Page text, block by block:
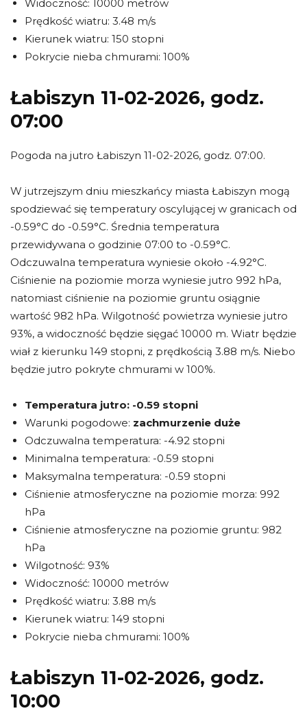
Widoczność: 10000 metrów
Prędkość wiatru: 3.48 m/s
Kierunek wiatru: 150 stopni
Pokrycie nieba chmurami: 100%
Łabiszyn 11-02-2026, godz.
07:00
Pogoda na jutro Łabiszyn 11-02-2026, godz. 07:00.
W jutrzejszym dniu mieszkańcy miasta Łabiszyn mogą
spodziewać się temperatury oscylującej w granicach od
-0.59°C do -0.59°C. Średnia temperatura
przewidywana o godzinie 07:00 to -0.59°C.
Odczuwalna temperatura wyniesie około -4.92°C.
Ciśnienie na poziomie morza wyniesie jutro 992 hPa,
natomiast ciśnienie na poziomie gruntu osiągnie
wartość 982 hPa. Wilgotność powietrza wyniesie jutro
93%, a widoczność będzie sięgać 10000 m. Wiatr będzie
wiał z kierunku 149 stopni, z prędkością 3.88 m/s. Niebo
będzie jutro pokryte chmurami w 100%.
Temperatura jutro: -0.59 stopni
Warunki pogodowe: zachmurzenie duże
Odczuwalna temperatura: -4.92 stopni
Minimalna temperatura: -0.59 stopni
Maksymalna temperatura: -0.59 stopni
Ciśnienie atmosferyczne na poziomie morza: 992
hPa
Ciśnienie atmosferyczne na poziomie gruntu: 982
hPa
Wilgotność: 93%
Widoczność: 10000 metrów
Prędkość wiatru: 3.88 m/s
Kierunek wiatru: 149 stopni
Pokrycie nieba chmurami: 100%
Łabiszyn 11-02-2026, godz.
10:00